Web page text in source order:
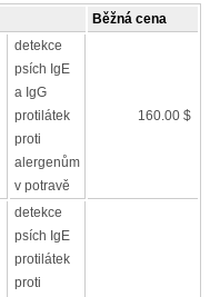
Běžná cena
detekce
psích IgE
a IgG
protilátek
proti
alergenům
v potravě
160.00 $
detekce
psích IgE
protilátek
proti